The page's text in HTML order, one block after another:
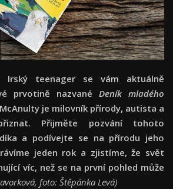
Irský teenager se vám aktuálně
prvotině nazvané Deník mladého
je milovník přírody, autista a
Přijměte pozvání tohoto
a podívejte se na přírodu jeho
jeden rok a zjistíme, že svět
víc, než se na první pohled může
foto: Štěpánka Levá)